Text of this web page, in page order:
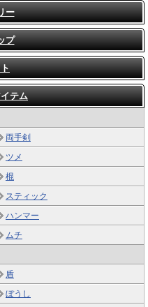
ー
プ
テム
両手剣
ツメ
棍
スティック
ハンマー
ムチ
盾
ぼうし